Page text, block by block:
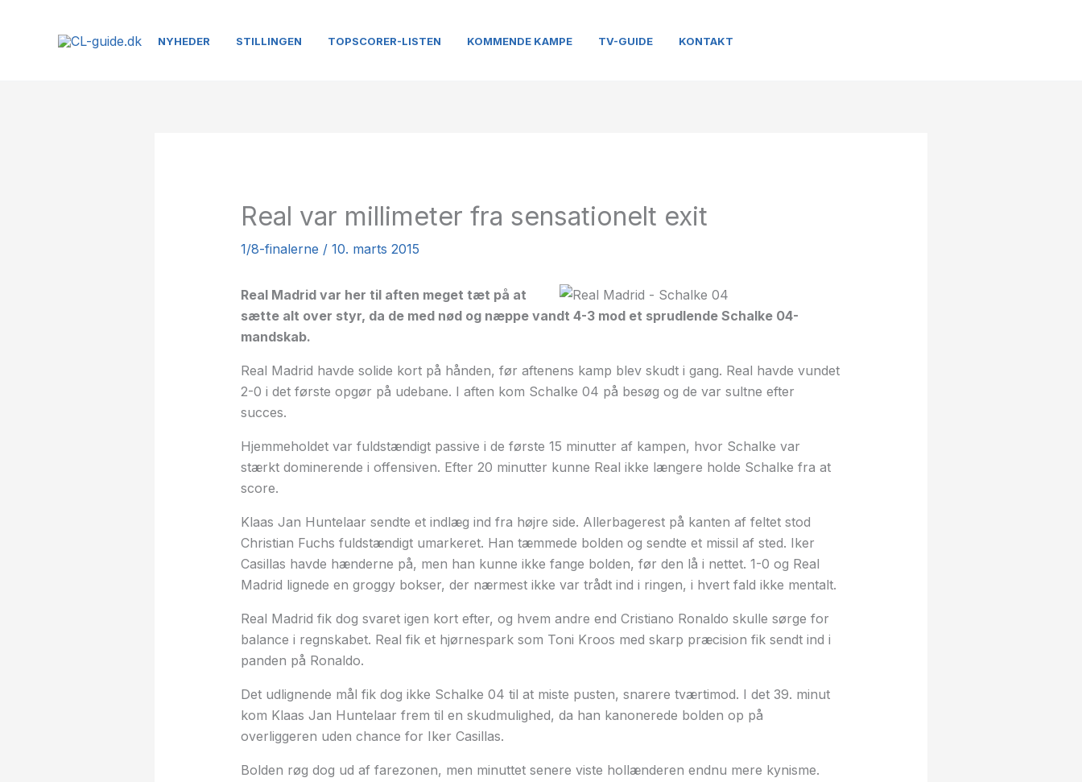
NYHEDER STILLINGEN TOPSCORER-LISTEN KOMMENDE KAMPE TV-GUIDE KONTAKT
Real var millimeter fra sensationelt exit
1/8-finalerne / 10. marts 2015
Real Madrid var her til aften meget tæt på at
sætte alt over styr, da de med nød og næppe vandt 4-3 mod et sprudlende Schalke 04-
mandskab.
Real Madrid havde solide kort på hånden, før aftenens kamp blev skudt i gang. Real havde vundet
2-0 i det første opgør på udebane. I aften kom Schalke 04 på besøg og de var sultne efter
succes.
Hjemmeholdet var fuldstændigt passive i de første 15 minutter af kampen, hvor Schalke var
stærkt dominerende i offensiven. Efter 20 minutter kunne Real ikke længere holde Schalke fra at
score.
Klaas Jan Huntelaar sendte et indlæg ind fra højre side. Allerbagerest på kanten af feltet stod
Christian Fuchs fuldstændigt umarkeret. Han tæmmede bolden og sendte et missil af sted. Iker
Casillas havde hænderne på, men han kunne ikke fange bolden, før den lå i nettet. 1-0 og Real
Madrid lignede en groggy bokser, der nærmest ikke var trådt ind i ringen, i hvert fald ikke mentalt.
Real Madrid fik dog svaret igen kort efter, og hvem andre end Cristiano Ronaldo skulle sørge for
balance i regnskabet. Real fik et hjørnespark som Toni Kroos med skarp præcision fik sendt ind i
panden på Ronaldo.
Det udlignende mål fik dog ikke Schalke 04 til at miste pusten, snarere tværtimod. I det 39. minut
kom Klaas Jan Huntelaar frem til en skudmulighed, da han kanonerede bolden op på
overliggeren uden chance for Iker Casillas.
Bolden røg dog ud af farezonen, men minuttet senere viste hollænderen endnu mere kynisme.